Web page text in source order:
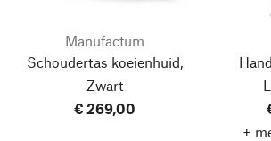
Manufactum
Schoudertas koeienhuid,
Zwart
€ 269,00
+